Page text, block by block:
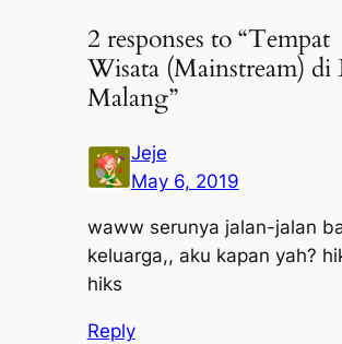
2 responses to “Tempat
Wisata (Mainstream) di
Malang”
Jeje
May 6, 2019
waww serunya jalan-jalan
keluarga,, aku kapan yah?
hiks
Reply